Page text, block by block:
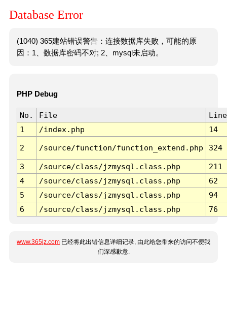
Database Error
(1040) 365建站错误警告：连接数据库失败，可能的原
因：1、数据库密码不对; 2、mysql未启动。
PHP Debug
No. File
Line
1
/index.php 14
2 /source/function/function_extend.php 324
3 /source/class/jzmysql.class.php
211
4
/source/class/jzmysql.class.php
62
5
/source/class/jzmysql.class.php
94
6
/source/class/jzmysql.class.php 76
www.365jz.com 已经将此出错信息详细记录, 由此给您带来的访问不便我
们深感歉意.